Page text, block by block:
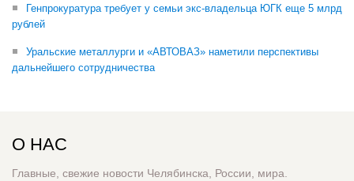
Генпрокуратура требует у семьи экс-владельца ЮГК еще 5 млрд
рублей
Уральские металлурги и «АВТОВАЗ» наметили перспективы
дальнейшего сотрудничества
О НАС
Главные, свежие новости Челябинска, России, мира.